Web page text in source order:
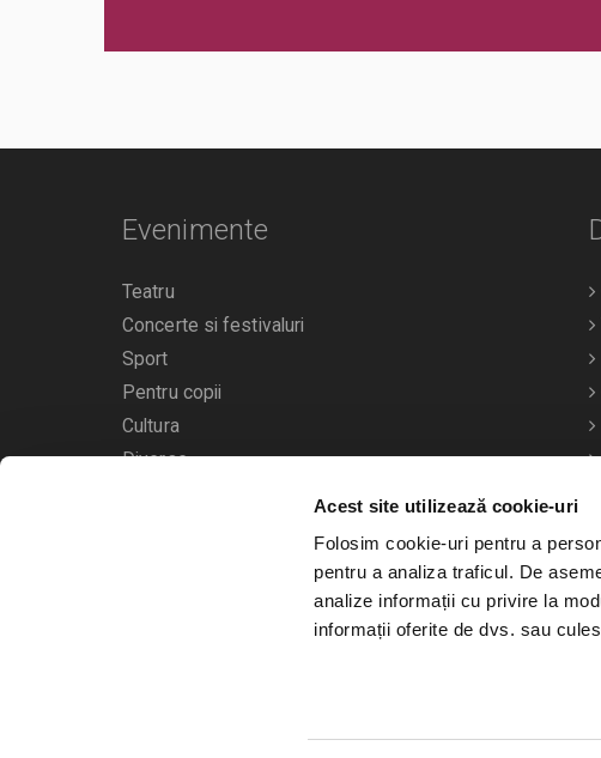
Acest site utilizează cookie-uri
Folosim cookie-uri pentru a
pentru a analiza traficul. De
analize informații cu privire la
informații oferite de dvs. sau
Evenimente
Teatru
Concerte si festivaluri
Sport
Pentru copii
Cultura
Diverse
Calendarul evenimentelor
Bilete.ro